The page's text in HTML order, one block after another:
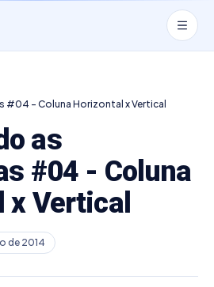
#04 - Coluna Horizontal x Vertical
as
#04 - Coluna
x Vertical
de 2014